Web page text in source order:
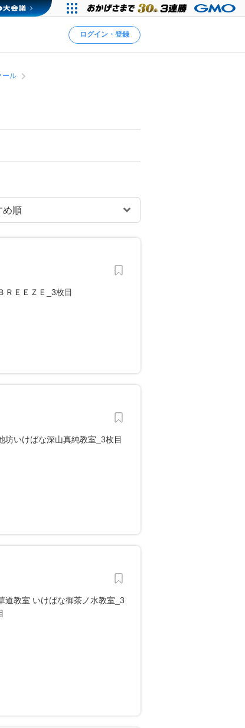
ログイン・登録
ール